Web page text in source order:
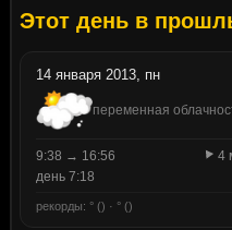
Этот день в
14 января 2013, пн
переменная
9:38 → 16:56
4
день 7:18
рекорды: ° () · ° ()